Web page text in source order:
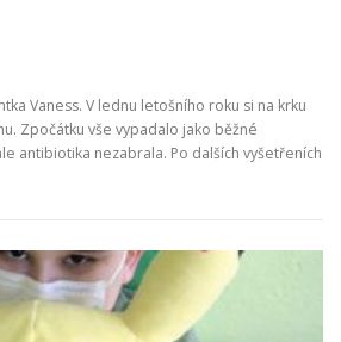
Vaness. V lednu letošního roku si na krku
Zpočátku vše vypadalo jako běžné
antibiotika nezabrala. Po dalších vyšetřeních